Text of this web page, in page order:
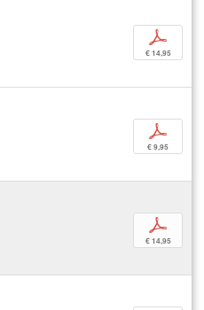
p
€ 14,95
p
€ 9,95
p
€ 14,95